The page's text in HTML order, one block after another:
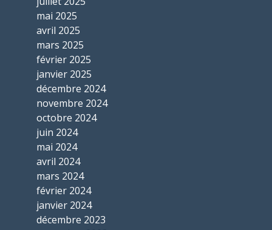
mai 2025
avril 2025
mars 2025
février 2025
janvier 2025
décembre 2024
novembre 2024
octobre 2024
juin 2024
mai 2024
avril 2024
mars 2024
février 2024
janvier 2024
décembre 2023